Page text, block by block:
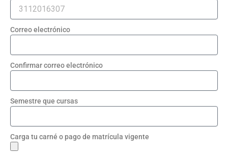
Correo electrónico
Confirmar correo electrónico
Semestre que cursas
Carga tu carné o pago de matrícula vigente